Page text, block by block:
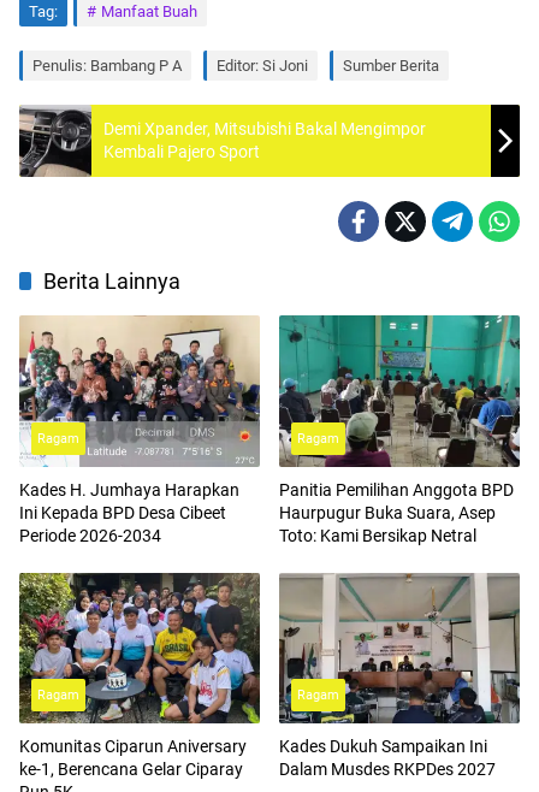
Tag: Manfaat Buah
Penulis: Bambang P A Editor: Si Joni Sumber Berita
Demi Xpander, Mitsubishi Bakal Mengimpor
Kembali Pajero Sport
Berita Lainnya
Ragam
Kades H. Jumhaya Harapkan
Ini Kepada BPD Desa Cibeet
Periode 2026-2034
Ragam
Panitia Pemilihan Anggota BPD
Haurpugur Buka Suara, Asep
Toto: Kami Bersikap Netral
Ragam
Komunitas Ciparun Aniversary
ke-1, Berencana Gelar Ciparay
Ragam
Kades Dukuh Sampaikan Ini
Dalam Musdes RKPDes 2027